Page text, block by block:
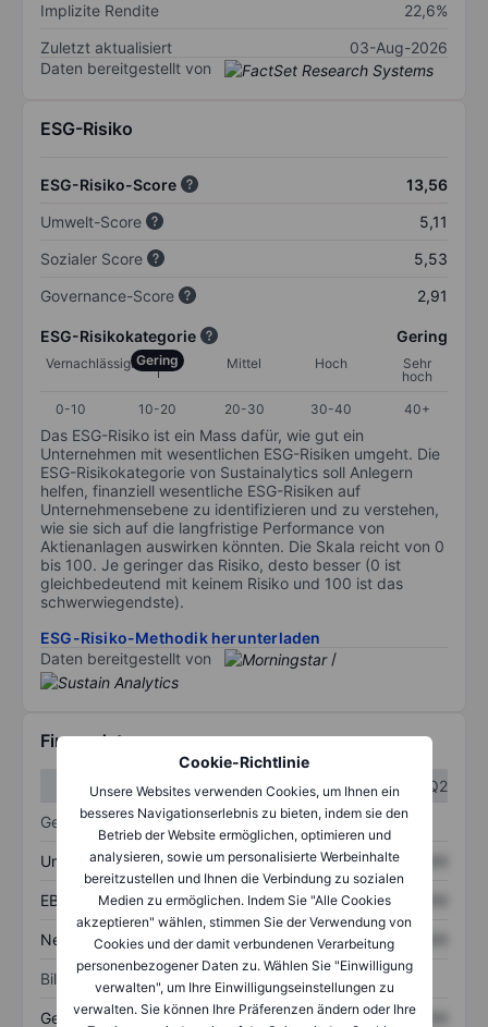
Cookie-Richtlinie
Unsere Websites verwenden Cookies, um Ihnen ein
besseres Navigationserlebnis zu bieten, indem sie den
Betrieb der Website ermöglichen, optimieren und
analysieren, sowie um personalisierte Werbeinhalte
bereitzustellen und Ihnen die Verbindung zu sozialen
Medien zu ermöglichen. Indem Sie "Alle Cookies
akzeptieren" wählen, stimmen Sie der Verwendung von
Cookies und der damit verbundenen Verarbeitung
personenbezogener Daten zu. Wählen Sie "Einwilligung
verwalten", um Ihre Einwilligungseinstellungen zu
verwalten. Sie können Ihre Präferenzen ändern oder Ihre
Implizite Rendite
22,6%
Zuletzt aktualisiert
03-Aug-2026
Daten bereitgestellt von
ESG-Risiko
ESG-Risiko-Score
13,56
Umwelt-Score
5,11
Sozialer Score
5,53
Governance-Score
2,91
ESG-Risikokategorie Gering
VernachlässigbarGering Mittel Hoch
Sehr
hoch
0-10
10-20 20-30 30-40 40+
Das ESG-Risiko ist ein Mass dafür, wie gut ein
Unternehmen mit wesentlichen ESG-Risiken umgeht. Die
ESG-Risikokategorie von Sustainalytics soll Anlegern
helfen, finanziell wesentliche ESG-Risiken auf
Unternehmensebene zu identifizieren und zu verstehen,
wie sie sich auf die langfristige Performance von
Aktienanlagen auswirken könnten. Die Skala reicht von 0
bis 100. Je geringer das Risiko, desto besser (0 ist
gleichbedeutend mit keinem Risiko und 100 ist das
schwerwiegendste).
ESG-Risiko-Methodik herunterladen
Daten bereitgestellt von
/
Finanzdaten
Q1
Q2
Gewinn- und Verlustrechnung
Umsatz XXXXXXX XXXXXXX
EBITDA XXXXXXX XXXXXXX
Nettoeinkommen XXXXXXX XXXXXXX
Bilanz
Gesamtvermögen XXXXXXX XXXXXXX